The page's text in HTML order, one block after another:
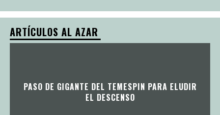
ARTÍCULOS AL AZAR
PASO DE GIGANTE DEL TEMESPIN PARA ELUDIR
EL DESCENSO